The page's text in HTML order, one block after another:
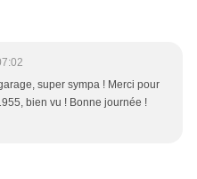
super sympa ! Merci pour
bien vu ! Bonne journée !